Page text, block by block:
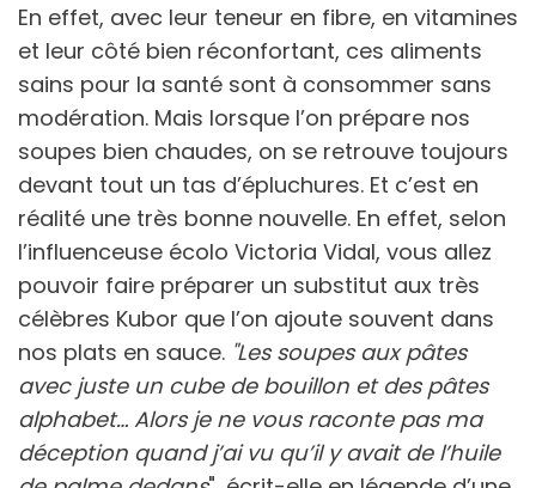
En effet, avec leur teneur en fibre, en vitamines
et leur côté bien réconfortant, ces aliments
sains pour la santé sont à consommer sans
modération. Mais lorsque l’on prépare nos
soupes bien chaudes, on se retrouve toujours
devant tout un tas d’épluchures. Et c’est en
réalité une très bonne nouvelle. En effet, selon
l’influenceuse écolo Victoria Vidal, vous allez
pouvoir faire préparer un substitut aux très
célèbres Kubor que l’on ajoute souvent dans
nos plats en sauce. "Les soupes aux pâtes
avec juste un cube de bouillon et des pâtes
alphabet… Alors je ne vous raconte pas ma
déception quand j’ai vu qu’il y avait de l’huile